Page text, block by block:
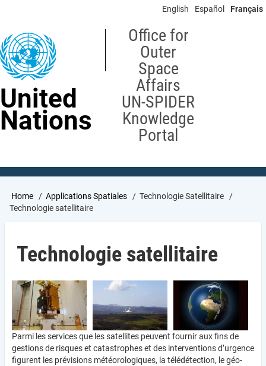
content
English Español Français
United
Nations
Office for
Outer
Space
Affairs
UN-SPIDER
Knowledge
Portal
Breadcrumb
Home Applications Spatiales
Technologie Satellitaire
Technologie satellitaire
Technologie satellitaire
Parmi les services que les satellites peuvent fournir aux fins de
gestions de risques et catastrophes et des interventions d’urgence
figurent les prévisions météorologiques, la télédétection, le géo-